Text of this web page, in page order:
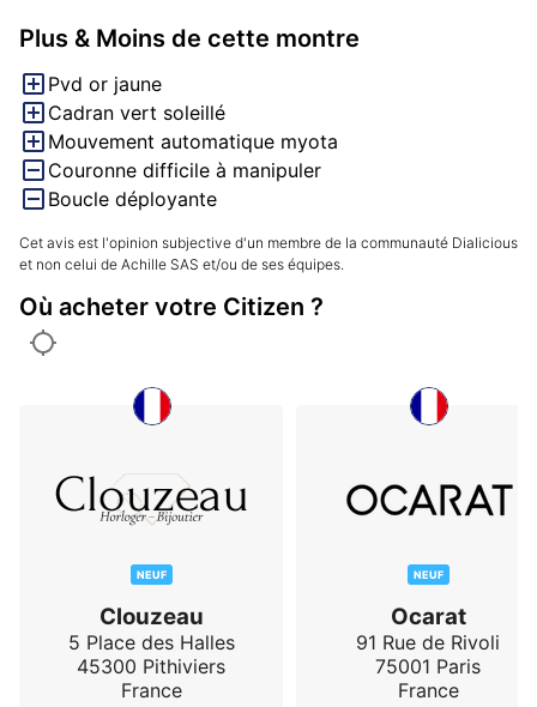
Plus & Moins de cette montre
Pvd or jaune
Cadran vert soleillé
Mouvement automatique myota
Couronne difficile à manipuler
Boucle déployante
Cet avis est l'opinion subjective d'un membre de la communauté Dialicious
et non celui de Achille SAS et/ou de ses équipes.
Où acheter votre Citizen ?
NEUF
Clouzeau
5 Place des Halles
45300 Pithiviers
France
NEUF
Ocarat
91 Rue de Rivoli
75001 Paris
France